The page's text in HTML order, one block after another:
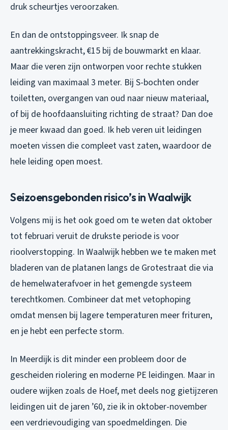
druk scheurtjes veroorzaken.
En dan de ontstoppingsveer. Ik snap de
aantrekkingskracht, €15 bij de bouwmarkt en klaar.
Maar die veren zijn ontworpen voor rechte stukken
leiding van maximaal 3 meter. Bij S-bochten onder
toiletten, overgangen van oud naar nieuw materiaal,
of bij de hoofdaansluiting richting de straat? Dan doe
je meer kwaad dan goed. Ik heb veren uit leidingen
moeten vissen die compleet vast zaten, waardoor de
hele leiding open moest.
Seizoensgebonden risico’s in Waalwijk
Volgens mij is het ook goed om te weten dat oktober
tot februari veruit de drukste periode is voor
rioolverstopping. In Waalwijk hebben we te maken met
bladeren van de platanen langs de Grotestraat die via
de hemelwaterafvoer in het gemengde systeem
terechtkomen. Combineer dat met vetophoping
omdat mensen bij lagere temperaturen meer frituren,
en je hebt een perfecte storm.
In Meerdijk is dit minder een probleem door de
gescheiden riolering en moderne PE leidingen. Maar in
oudere wijken zoals de Hoef, met deels nog gietijzeren
leidingen uit de jaren ’60, zie ik in oktober-november
een verdrievoudiging van spoedmeldingen. Die